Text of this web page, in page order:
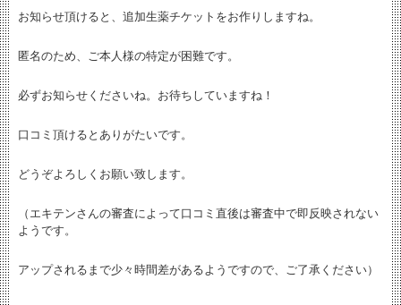
お知らせ頂けると、追加生薬チケットをお作りしますね。
匿名のため、ご本人様の特定が困難です。
必ずお知らせくださいね。お待ちしていますね！
口コミ頂けるとありがたいです。
どうぞよろしくお願い致します。
（エキテンさんの審査によって口コミ直後は審査中で即反映されない
ようです。
アップされるまで少々時間差があるようですので、ご了承ください）